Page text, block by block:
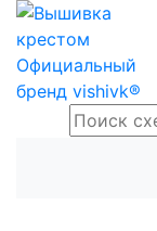
Официальный
бренд vishivk®